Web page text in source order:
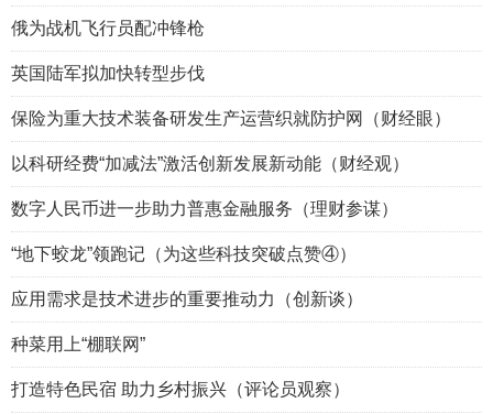
俄为战机飞行员配冲锋枪
英国陆军拟加快转型步伐
保险为重大技术装备研发生产运营织就防护网（财经眼）
以科研经费“加减法”激活创新发展新动能（财经观）
数字人民币进一步助力普惠金融服务（理财参谋）
“地下蛟龙”领跑记（为这些科技突破点赞④）
应用需求是技术进步的重要推动力（创新谈）
种菜用上“棚联网”
打造特色民宿 助力乡村振兴（评论员观察）